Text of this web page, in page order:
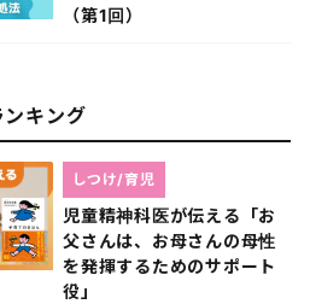
（第1回）
キング
児童精神科医が伝える「お
父さんは、お母さんの母性
を発揮するためのサポート
役」
しつけ/育児